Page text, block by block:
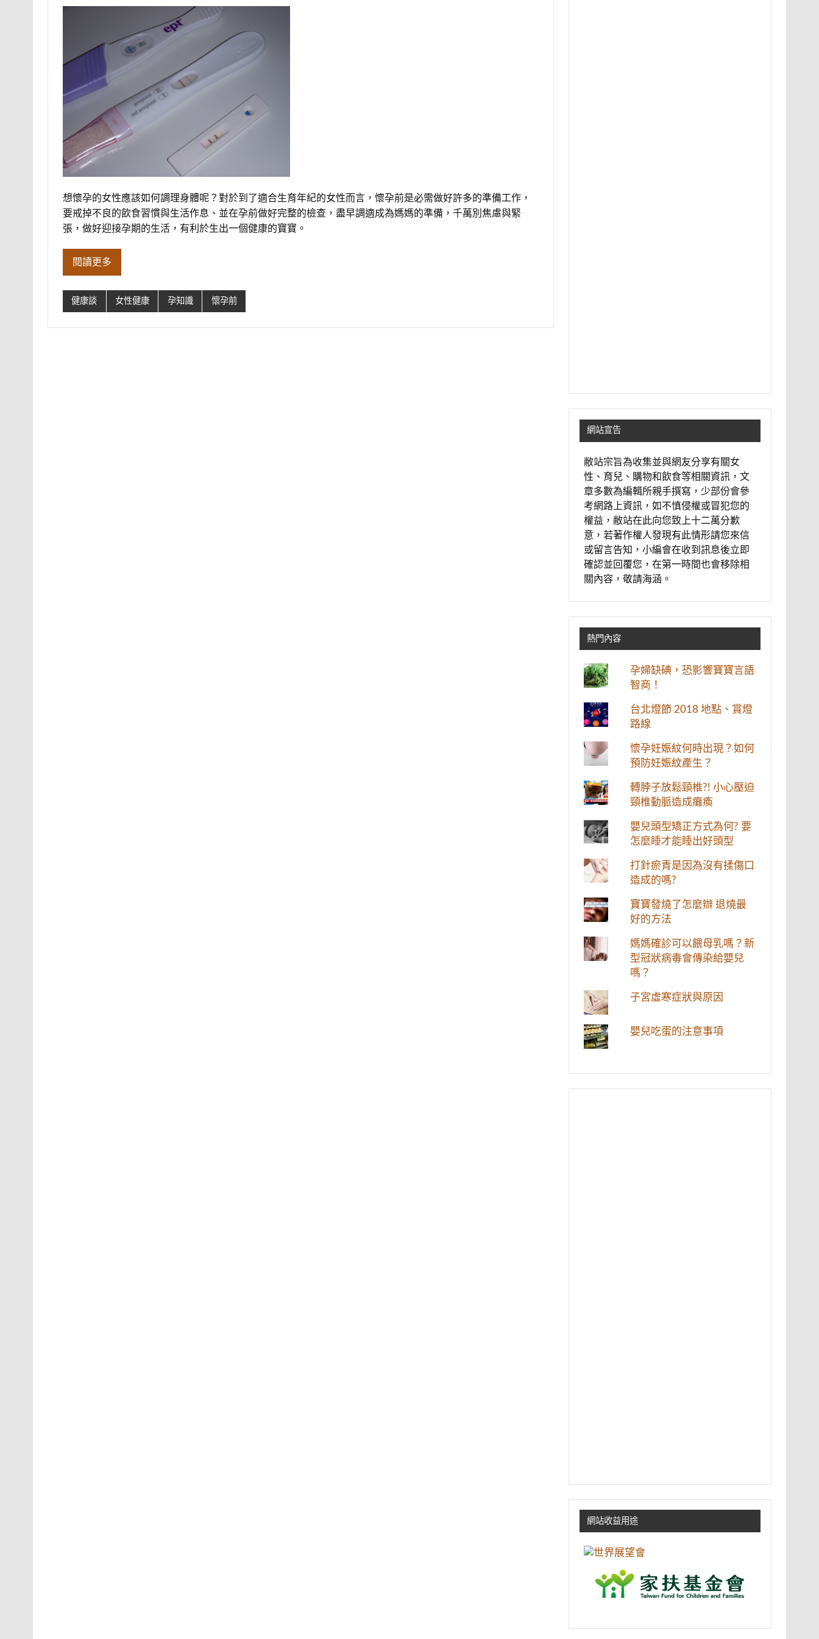
想懷孕的女性應該如何調理身體呢？對於到了適合生育年紀的女性而言，懷孕前是必需做好許多的準備工作，
要戒掉不良的飲食習慣與生活作息、並在孕前做好完整的檢查，盡早調適成為媽媽的準備，千萬別焦慮與緊
張，做好迎接孕期的生活，有利於生出一個健康的寶寶。
閱讀更多
健康談 女性健康 孕知識 懷孕前
網站宣告
敝站宗旨為收集並與網友分享有關女
性、育兒、購物和飲食等相關資訊，文
章多數為編輯所親手撰寫，少部份會參
考網路上資訊，如不慎侵權或冒犯您的
權益，敝站在此向您致上十二萬分歉
意，若著作權人發現有此情形請您來信
或留言告知，小編會在收到訊息後立即
確認並回覆您，在第一時間也會移除相
關內容，敬請海涵。
熱門內容
孕婦缺碘，恐影響寶寶言語
智商！
台北燈節 2018 地點、賞燈
路線
懷孕妊娠紋何時出現？如何
預防妊娠紋產生？
轉脖子放鬆頸椎?! 小心壓迫
頸椎動脈造成癱瘓
嬰兒頭型矯正方式為何? 要
怎麼睡才能睡出好頭型
打針瘀青是因為沒有揉傷口
造成的嗎?
寶寶發燒了怎麼辦 退燒最
好的方法
媽媽確診可以餵母乳嗎？新
型冠狀病毒會傳染給嬰兒
嗎？
子宮虛寒症狀與原因
嬰兒吃蛋的注意事項
網站收益用途